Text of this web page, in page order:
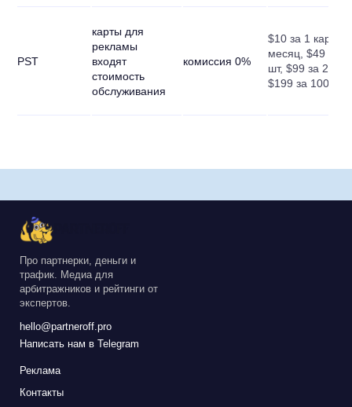
PST
карты для
рекламы
входят
стоимость
обслуживания
комиссия 0%
$10 за 1 карту в
месяц, $49 за 5
шт, $99 за 20,
$199 за 100
Про партнерки, деньги и
трафик. Медиа для
арбитражников и рейтинги от
экспертов.
hello@partneroff.pro
Написать нам в Telegram
Реклама
Контакты